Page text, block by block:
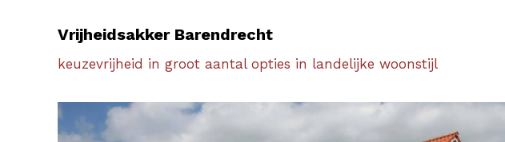
Vrijheidsakker Barendrecht
keuzevrijheid in groot aantal opties in landelijke woonstijl